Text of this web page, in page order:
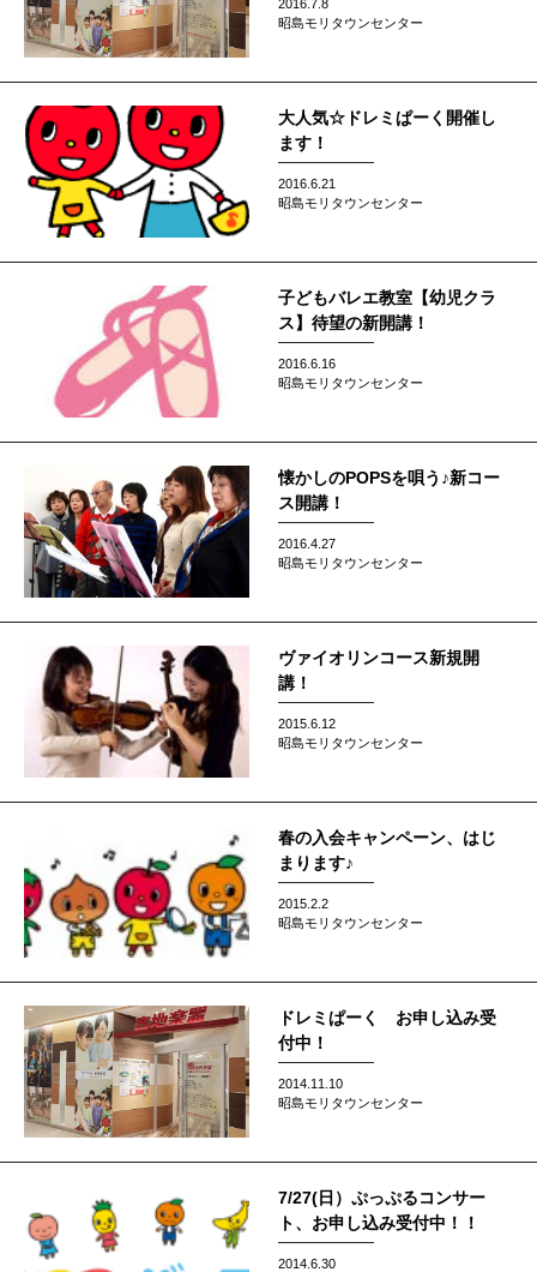
2016.7.8
昭島モリタウンセンター
大人気☆ドレミぱーく開催し
ます！
2016.6.21
昭島モリタウンセンター
子どもバレエ教室【幼児クラ
ス】待望の新開講！
2016.6.16
昭島モリタウンセンター
懐かしのPOPSを唄う♪新コー
ス開講！
2016.4.27
昭島モリタウンセンター
ヴァイオリンコース新規開
講！
2015.6.12
昭島モリタウンセンター
春の入会キャンペーン、はじ
まります♪
2015.2.2
昭島モリタウンセンター
ドレミぱーく お申し込み受
付中！
2014.11.10
昭島モリタウンセンター
7/27(日）ぷっぷるコンサー
ト、お申し込み受付中！！
2014.6.30